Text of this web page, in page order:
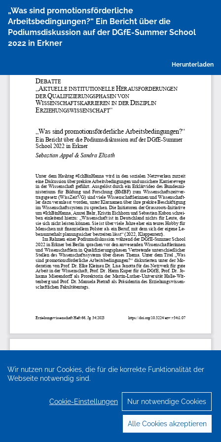
Wir nutzen nur Cookies, die für die korrekte Funktionalität der
Webseite notwendig sind.
Cookie-Einstellungen Nur notwendige Cookies
Alle Cookies akzeptieren
Artikeldetails
zurückkehren
„Was sind promotionsförderliche
Arbeitsbedingungen?“ Ein Bericht über die
Podiumsdiskussion auf der DGfE-Summer School
2022 in Erkner
Herunterladen